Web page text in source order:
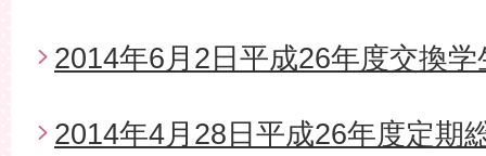
2014年6月2日平成26年度交換
2014年4月28日平成26年度定期